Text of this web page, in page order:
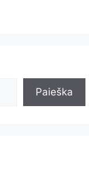
Paieška